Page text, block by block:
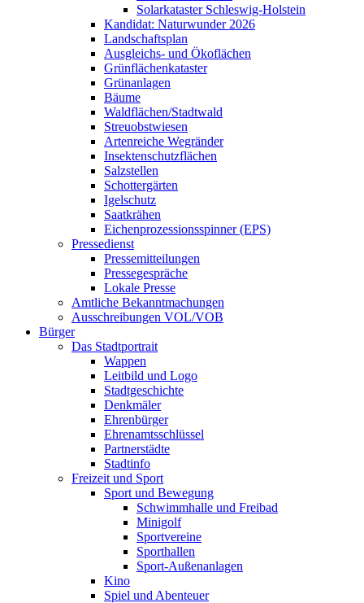
Solarkataster Schleswig-Holstein
Kandidat: Naturwunder 2026
Landschaftsplan
Ausgleichs- und Ökoflächen
Grünflächenkataster
Grünanlagen
Bäume
Waldflächen/Stadtwald
Streuobstwiesen
Artenreiche Wegränder
Insektenschutzflächen
Salzstellen
Schottergärten
Igelschutz
Saatkrähen
Eichenprozessionsspinner (EPS)
Pressedienst
Pressemitteilungen
Pressegespräche
Lokale Presse
Amtliche Bekanntmachungen
Ausschreibungen VOL/VOB
Bürger
Das Stadtportrait
Wappen
Leitbild und Logo
Stadtgeschichte
Denkmäler
Ehrenbürger
Ehrenamtsschlüssel
Partnerstädte
Stadtinfo
Freizeit und Sport
Sport und Bewegung
Schwimmhalle und Freibad
Minigolf
Sportvereine
Sporthallen
Sport-Außenanlagen
Kino
Spiel und Abenteuer